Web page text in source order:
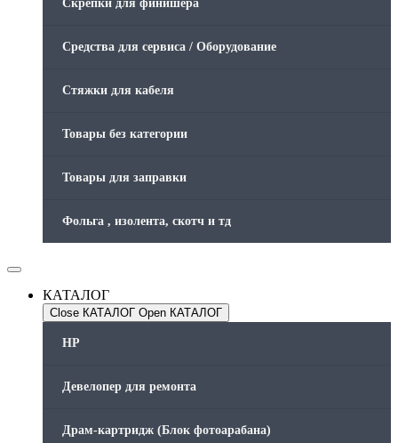
Скрепки для финишера
Средства для сервиса / Оборудование
Стяжки для кабеля
Товары без категории
Товары для заправки
Фольга , изолента, скотч и тд
КАТАЛОГ
Close КАТАЛОГ Open КАТАЛОГ
HP
Девелопер для ремонта
Драм-картридж (Блок фотоарабана)